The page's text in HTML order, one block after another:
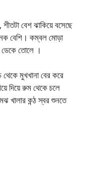
বেশ ঝাকিয়ে বসেছে
বেশি। কম্বল মোড়া
ডেকে তোলে ।
মুখখানা বের করে
দিয়ে রুম থেকে চলে
খালার কন্ঠ স্বর শুনতে